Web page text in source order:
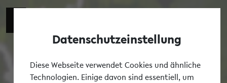
Datenschutzeinstellung
Diese Webseite verwendet Cookies und ähnliche
Technologien. Einige davon sind essentiell, um